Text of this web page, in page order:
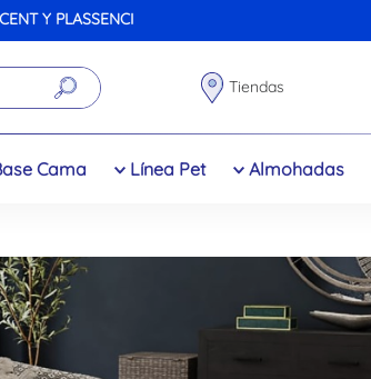
Tiendas
Cama Línea Pet Almohadas